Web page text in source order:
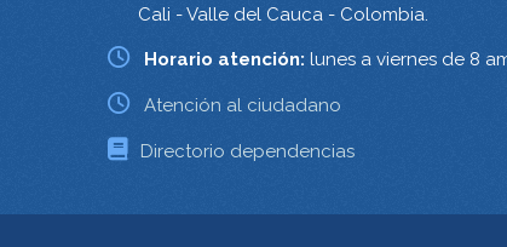
Cali - Valle del Cauca - Colombia.
Horario atención: lunes a viernes de 8
Atención al ciudadano
Directorio dependencias